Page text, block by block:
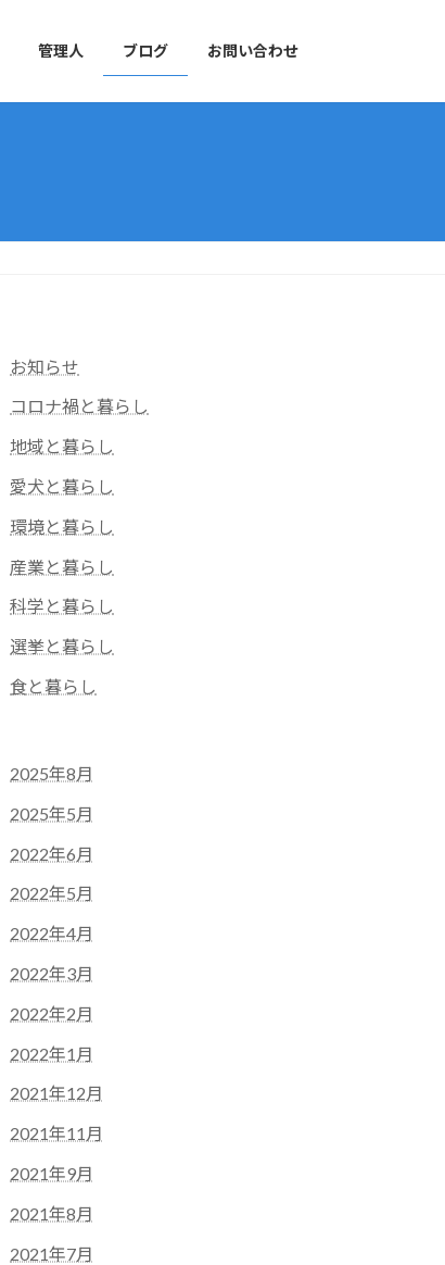
管理人 ブログ お問い合わせ
お知らせ
コロナ禍と暮らし
地域と暮らし
愛犬と暮らし
環境と暮らし
産業と暮らし
科学と暮らし
選挙と暮らし
食と暮らし
2025年8月
2025年5月
2022年6月
2022年5月
2022年4月
2022年3月
2022年2月
2022年1月
2021年12月
2021年11月
2021年9月
2021年8月
2021年7月